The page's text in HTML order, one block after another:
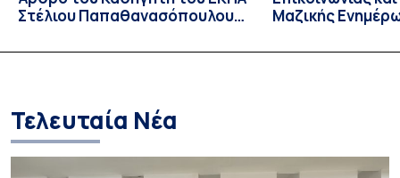
Στέλιου Παπαθανασόπουλου
Μαζικής
Καθηγήτρια
Τελευταία Νέα